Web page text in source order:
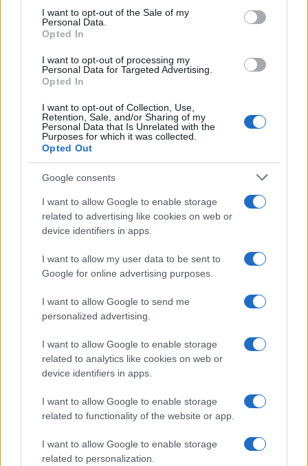
services and may gather and store information including but
not limited to your visit or usage behaviour. You may click to
grant or deny consent to Google and its third-party tags to
consent section.
I want to opt-out of the Sale of my
Personal Data.
Opted In
I want to opt-out of processing my
Personal Data for Targeted Advertising.
Opted In
I want to opt-out of Collection, Use,
Retention, Sale, and/or Sharing of my
Personal Data that Is Unrelated with the
Purposes for which it was collected.
Opted Out
Google consents
I want to allow Google to enable storage
related to advertising like cookies on web or
device identifiers in apps.
I want to allow my user data to be sent to
Google for online advertising purposes.
I want to allow Google to send me
personalized advertising.
I want to allow Google to enable storage
related to analytics like cookies on web or
device identifiers in apps.
I want to allow Google to enable storage
related to functionality of the website or app.
I want to allow Google to enable storage
related to personalization.
Investieren24
UK
Lgbtq News
Olanda